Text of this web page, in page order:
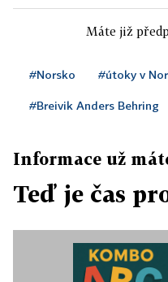
Máte již
#Norsko #útoky v
#Breivik Anders Behring
Informace už
Teď je čas